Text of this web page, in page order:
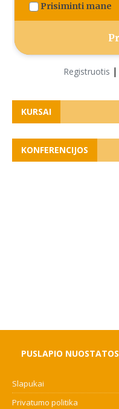
Prisiminti mane
Registruotis |
KURSAI
KONFERENCIJOS
PUSLAPIO NUOSTATOS
Slapukai
Privatumo politika